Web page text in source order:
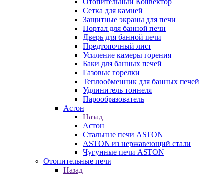
Отопительный Конвектор
Сетка для камней
Защитные экраны для печи
Портал для банной печи
Дверь для банной печи
Предтопочный лист
Усиление камеры горения
Баки для банных печей
Газовые горелки
Теплообменник для банных печей
Удлинитель тоннеля
Парообразователь
Астон
Назад
Астон
Стальные печи ASTON
ASTON из нержавеющий стали
Чугунные печи ASTON
Отопительные печи
Назад